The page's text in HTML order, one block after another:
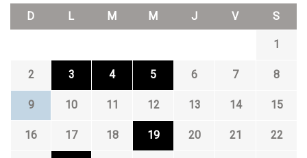
D L M M J V S
1
2 3 4 5 6 7 8
9 10 11 12 13 14 15
16 17 18 19 20 21 22